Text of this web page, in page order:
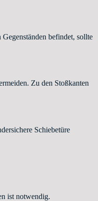
befindet, sollte
Zu den Stoßkanten
Schiebetüre
ist notwendig.